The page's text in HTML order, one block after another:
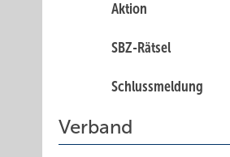
Aktion
SBZ-Rätsel
Schlussmeldung
Verband